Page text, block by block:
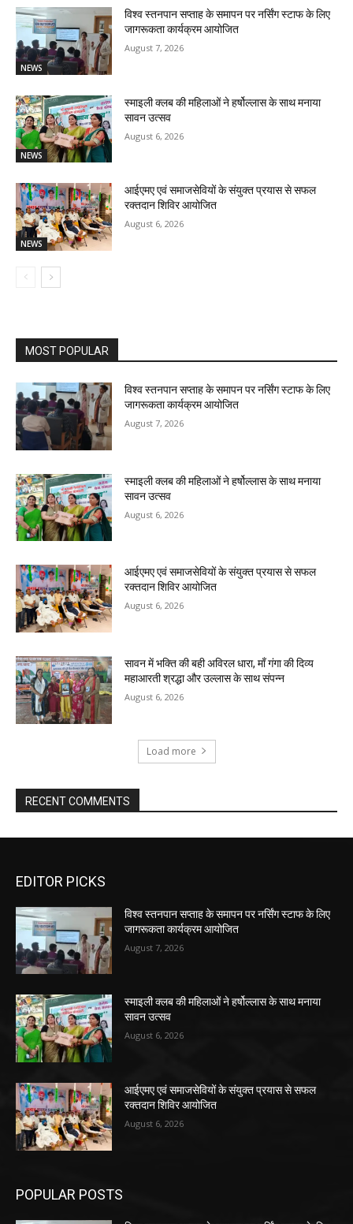
NEWS
विश्व स्तनपान सप्ताह के समापन पर नर्सिंग स्टाफ के लिए
जागरूकता कार्यक्रम आयोजित
August 7, 2026
NEWS
स्माइली क्लब की महिलाओं ने हर्षोल्लास के साथ मनाया
सावन उत्सव
August 6, 2026
NEWS
आईएमए एवं समाजसेवियों के संयुक्त प्रयास से सफल
रक्तदान शिविर आयोजित
August 6, 2026
MOST POPULAR
विश्व स्तनपान सप्ताह के समापन पर नर्सिंग स्टाफ के लिए
जागरूकता कार्यक्रम आयोजित
August 7, 2026
स्माइली क्लब की महिलाओं ने हर्षोल्लास के साथ मनाया
सावन उत्सव
August 6, 2026
आईएमए एवं समाजसेवियों के संयुक्त प्रयास से सफल
रक्तदान शिविर आयोजित
August 6, 2026
सावन में भक्ति की बही अविरल धारा, माँ गंगा की दिव्य
महाआरती श्रद्धा और उल्लास के साथ संपन्न
August 6, 2026
Load more
RECENT COMMENTS
EDITOR PICKS
विश्व स्तनपान सप्ताह के समापन पर नर्सिंग स्टाफ के लिए
जागरूकता कार्यक्रम आयोजित
August 7, 2026
स्माइली क्लब की महिलाओं ने हर्षोल्लास के साथ मनाया
सावन उत्सव
August 6, 2026
आईएमए एवं समाजसेवियों के संयुक्त प्रयास से सफल
रक्तदान शिविर आयोजित
August 6, 2026
POPULAR POSTS